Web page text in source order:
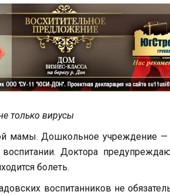
только вирусы
мамы. Дошкольное учреждение —
Доктора
болеть.
воспитанников не